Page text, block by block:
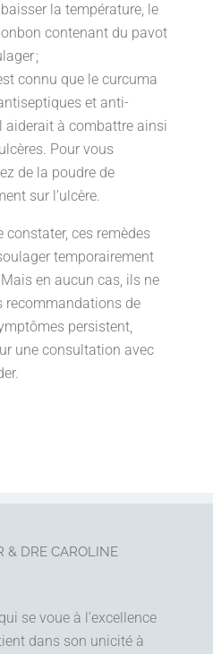
la température, le
contenant du pavot
;
connu que le curcuma
et anti-
aiderait à combattre ainsi
Pour vous
de la poudre de
sur l’ulcère.
constater, ces remèdes
temporairement
en aucun cas, ils ne
recommandations de
persistent,
une consultation avec
& DRE CAROLINE
se voue à l’excellence
dans son unicité à